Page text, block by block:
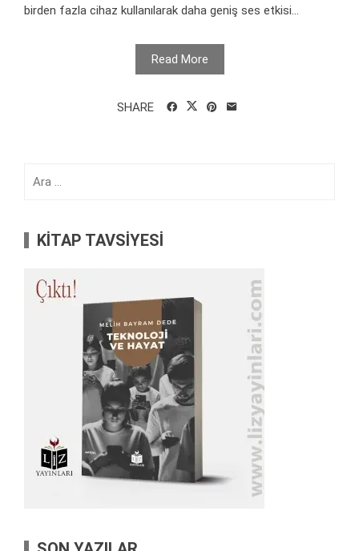
birden fazla cihaz kullanılarak daha geniş ses etkisi...
Read More
SHARE
KİTAP TAVSİYESİ